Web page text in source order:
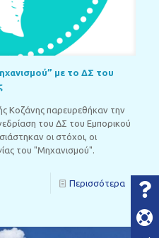
με το ΔΣ του
Κοζάνης παρευρεθήκαν την
του ΔΣ του Εμπορικού
οι στόχοι, οι
του "Μηχανισμού".
Περισσότερα